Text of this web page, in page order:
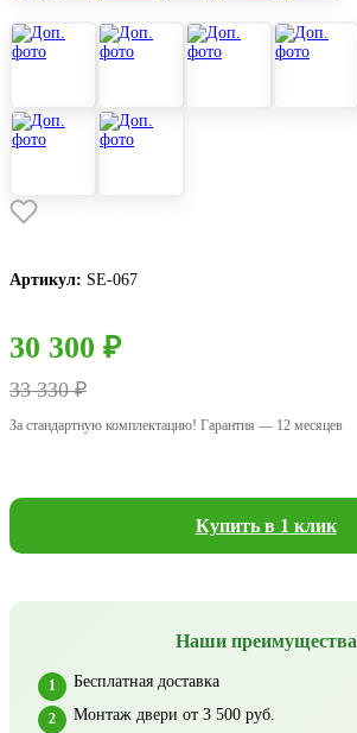
Артикул: SE-067
30 300 ₽
33 330 ₽
За стандартную комплектацию! Гарантия — 12 месяцев
Купить в 1 клик
Наши преимущества
Бесплатная доставка
Монтаж двери от 3 500 руб.